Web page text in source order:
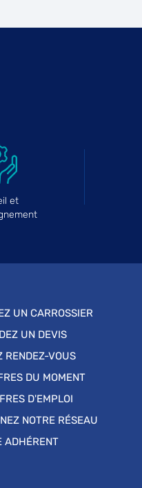
et
UN CARROSSIER
UN DEVIS
RENDEZ-VOUS
DU MOMENT
D'EMPLOI
NOTRE RÉSEAU
ADHÉRENT